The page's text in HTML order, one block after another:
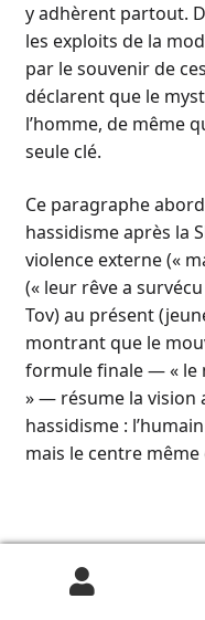
y adhèrent partout.
les exploits de la
par le souvenir de
déclarent que le
l’homme, de même
seule clé.
Ce paragraphe
hassidisme après la
violence externe («
(« leur rêve a
Tov) au présent
montrant que le
formule finale — « le
» — résume la
hassidisme :
mais le centre
Récit
Recherche
Recherche